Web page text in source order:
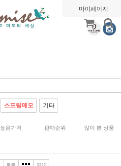
주문조회 마이페이지
스프링메모 기타
높은가격 판매순위 많이 본 상품